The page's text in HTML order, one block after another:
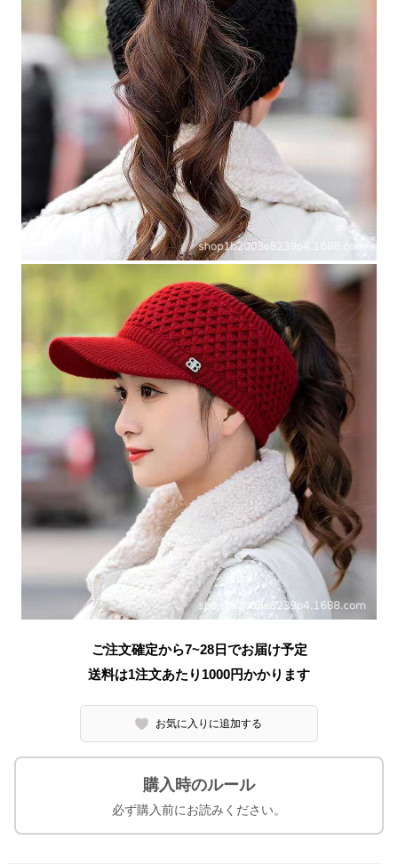
ご注文確定から7~28日でお届け予定
送料は1注文あたり 1000円かかります
お気に入りに追加する
購入時のルール
必ず購入前にお読みください。